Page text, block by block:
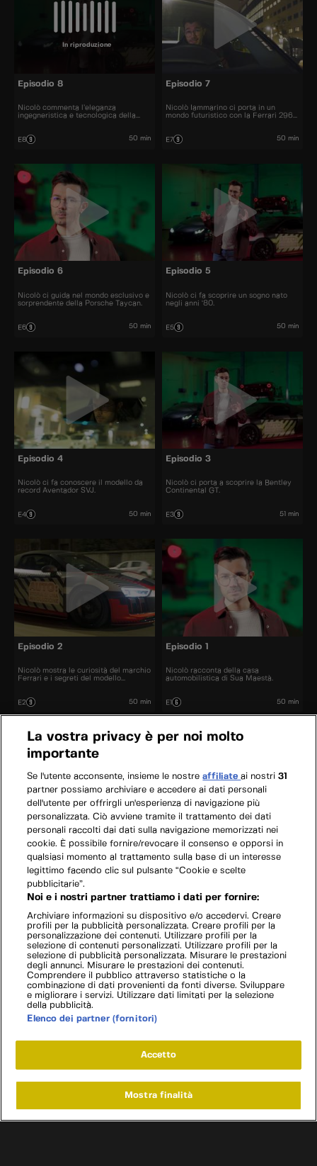
In riproduzione
Episodio 8
Nicolò commenta l’eleganza
ingegneristica e tecnologica della
E8 50 min
Episodio 7
Nicolò Iammarino ci porta in un
mondo futuristico con la Ferrari 296
E7 50 min
Episodio 6
Nicolò ci guida nel mondo esclusivo e
sorprendente della Porsche Taycan.
E6 50 min
Episodio 5
Nicolò ci fa scoprire un sogno nato
negli anni ‘80.
E5 50 min
Episodio 4
Nicolò ci fa conoscere il modello da
record Aventador SVJ.
E4 50 min
Episodio 3
Nicolò ci porta a scoprire la Bentley
Continental GT.
E3 51 min
Episodio 2
Nicolò mostra le curiosità del marchio
Ferrari e i segreti del modello
E2 50 min
Episodio 1
Nicolò racconta della casa
automobilistica di Sua Maestà.
E1 50 min
La vostra privacy è per noi molto
importante
Se l'utente acconsente, insieme le nostreaffiliateai nostri31
partner possiamo archiviare e accedere ai dati personali
dell'utente per offrirgli un'esperienza di navigazione più
personalizzata. Ciò avviene tramite il trattamento dei dati
personali raccolti dai dati sulla navigazione memorizzati nei
cookie. È possibile fornire/revocare il consenso e opporsi in
qualsiasi momento al trattamento sulla base di un interesse
legittimo facendo clic sul pulsante “Cookie e scelte
pubblicitarie”.
Noi e i nostri partner trattiamo i dati per fornire:
Archiviare informazioni su dispositivo e/o accedervi. Creare
profili per la pubblicità personalizzata. Creare profili per la
personalizzazione dei contenuti. Utilizzare profili per la
selezione di contenuti personalizzati. Utilizzare profili per la
selezione di pubblicità personalizzata. Misurare le prestazioni
degli annunci. Misurare le prestazioni dei contenuti.
Comprendere il pubblico attraverso statistiche o la
combinazione di dati provenienti da fonti diverse. Sviluppare
e migliorare i servizi. Utilizzare dati limitati per la selezione
della pubblicità.
Elenco dei partner (fornitori)
Accetto
Mostra finalità